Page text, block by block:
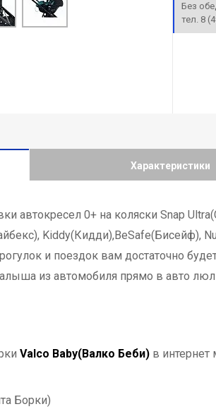
Без
тел. 8
Характеристики
автокресел 0+ на коляски Snap
Kiddy(Кидди),BeSafe(Бисейф),
и поездок вам достаточно
из автомобиля прямо в авто
Valco Baby(Валко Беби) в
Борки)